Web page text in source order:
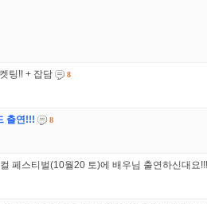
팅!! + 잡담 8
출연!!! 8
페스티벌(10월20 토)에 배우님 출연하신대요